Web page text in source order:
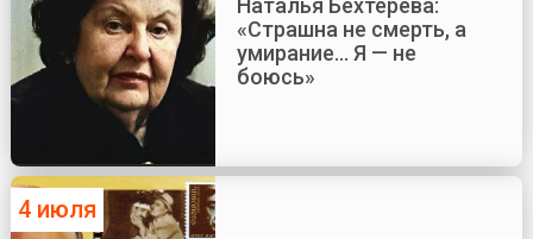
Наталья Бехтерева:
«Страшна не смерть, а
умирание... Я — не
боюсь»
4 июля